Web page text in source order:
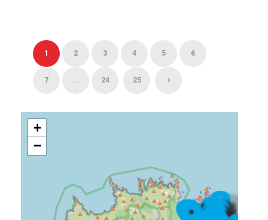
1 2 3 4 5 6
7 ... 24 25
+
−